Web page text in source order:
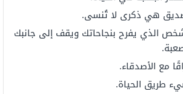
هي ذكرى لا تُنسى.
الذي يفرح بنجاحاتك ويقف إلى جانبك
مع الأصدقاء.
طريق الحياة.